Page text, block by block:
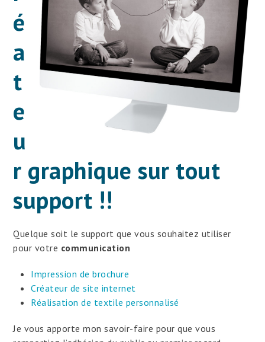
é
a
t
e
u
r graphique sur tout
support !!
Quelque soit le support que vous souhaitez utiliser
pour votre communication
Impression de brochure
Créateur de site internet
Réalisation de textile personnalisé
Je vous apporte mon savoir-faire pour que vous